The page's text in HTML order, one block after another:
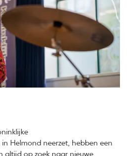
Helmond neerzet, hebben een
altijd op zoek naar nieuwe